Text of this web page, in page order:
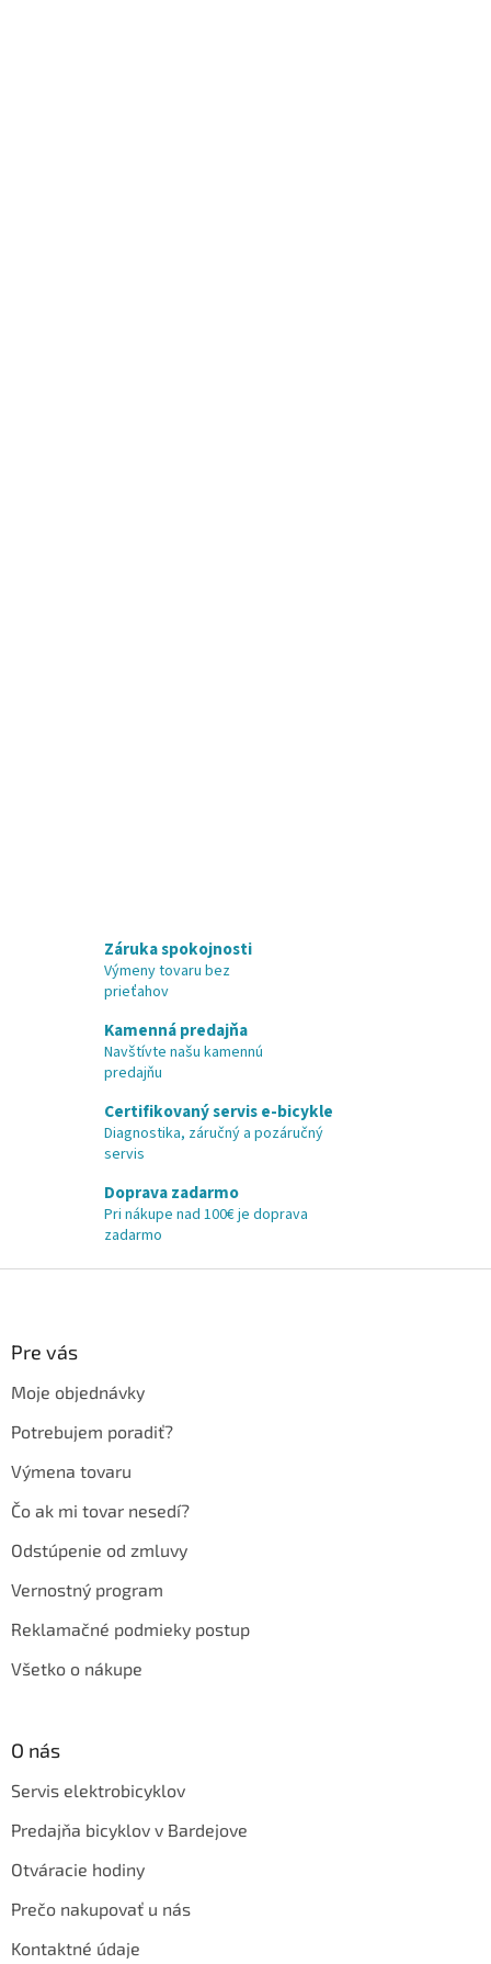
Záruka spokojnosti
Výmeny tovaru bez
prieťahov
Kamenná predajňa
Navštívte našu kamennú
predajňu
Certifikovaný servis e-bicykle
Diagnostika, záručný a pozáručný
servis
Doprava zadarmo
Pri nákupe nad 100€ je doprava
zadarmo
Pre vás
Moje objednávky
Potrebujem poradiť?
Výmena tovaru
Čo ak mi tovar nesedí?
Odstúpenie od zmluvy
Vernostný program
Reklamačné podmieky postup
Všetko o nákupe
O nás
Servis elektrobicyklov
Predajňa bicyklov v Bardejove
Otváracie hodiny
Prečo nakupovať u nás
Kontaktné údaje